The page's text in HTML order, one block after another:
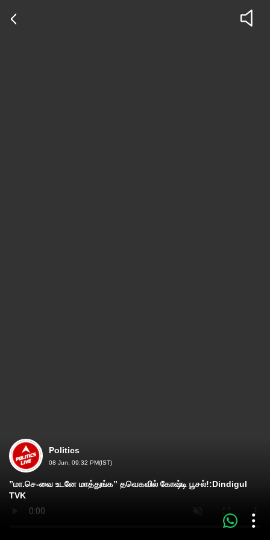
Politics
08 Jun, 09:32 PM(IST)
”மா.செ-வை உடனே மாத்துங்க” தவெகவில் கோஷ்டி பூசல்!:Dindigul
TVK